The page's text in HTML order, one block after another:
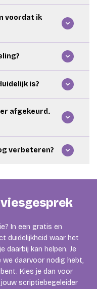
punten, zoals
is afgekeurd. We
afbakening en
voordat ik
en taal. Zo weet je
te leveren.
en rubric. We
je opleiding, maar
is?
acties, zodat je
afgekeurd.
Daarna maken
verbeteren?
je inschatten wat er
In een gratis en
duidelijkheid waar het
daarbij kan helpen. Je
daarvoor nodig hebt,
Kies je dan voor
scriptiebegeleider